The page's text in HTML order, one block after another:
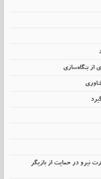
بنگاه‌سازی
نیرو در حمایت از بازیگر